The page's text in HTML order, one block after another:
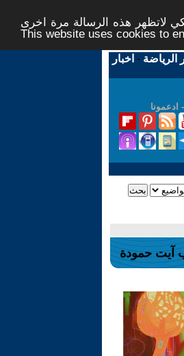
لاتظهر هذه الرسالة مرة اخرى -
This website uses cookies to
الرياضة - اخبار
ادعمونا
آيت حمودة